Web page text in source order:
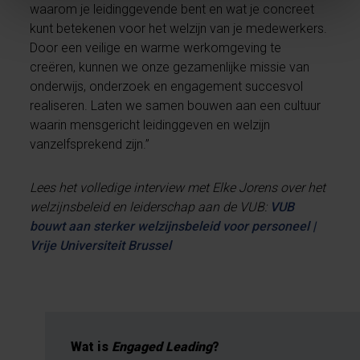
waarom je leidinggevende bent en wat je concreet
kunt betekenen voor het welzijn van je medewerkers.
Door een veilige en warme werkomgeving te
creëren, kunnen we onze gezamenlijke missie van
onderwijs, onderzoek en engagement succesvol
realiseren. Laten we samen bouwen aan een cultuur
waarin mensgericht leidinggeven en welzijn
vanzelfsprekend zijn.”
Lees het volledige interview met Elke Jorens over het
welzijnsbeleid en leiderschap aan de VUB: VUB
bouwt aan sterker welzijnsbeleid voor personeel |
Vrije Universiteit Brussel
Wat is Engaged Leading?